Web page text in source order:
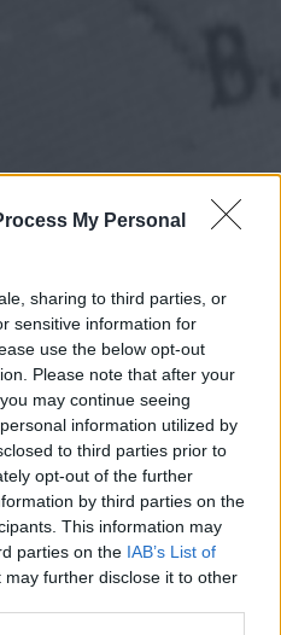
My Personal
sharing to third parties, or
sensitive information for
use the below opt-out
Please note that after your
may continue seeing
information utilized by
to third parties prior to
opt-out of the further
by third parties on the
This information may
parties on the IAB’s List of
may further disclose it to other
lecsapni